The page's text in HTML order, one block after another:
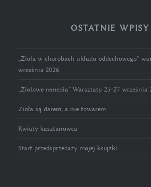
OSTATNIE WPISY
„Zioła w chorobach układu oddechowego”
września 2026
„Ziołowe remedia” Warsztaty 25-27 września
Zioła są darem, a nie towarem
Kwiaty kasztanowca
Start przedsprzedaży mojej książki